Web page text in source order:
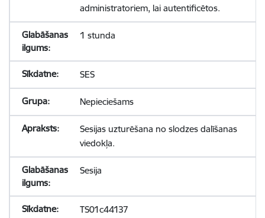
administratoriem, lai autentificētos.
1 stunda
SES
Nepieciešams
Sesijas uzturēšana no slodzes dalīšanas
viedokļa.
Sesija
TS01c44137